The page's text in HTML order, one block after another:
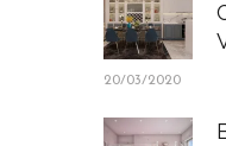
20/03/2020